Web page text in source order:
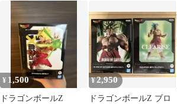
¥ 1,500
ドラゴンボールZ
¥2,950
ドラゴンボールZ ブロ